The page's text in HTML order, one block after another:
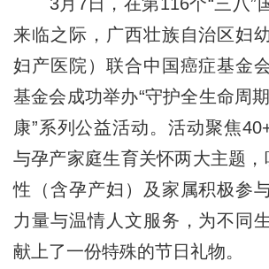
来临之际，广西壮族自治区妇
妇产医院）联合中国癌症基金
基金会成功举办“守护全生命周
康”系列公益活动。活动聚焦
与孕产家庭生育关怀两大主题
性（含孕产妇）及家属积极参
力量与温情人文服务，为不同
献上了一份特殊的节日礼物。